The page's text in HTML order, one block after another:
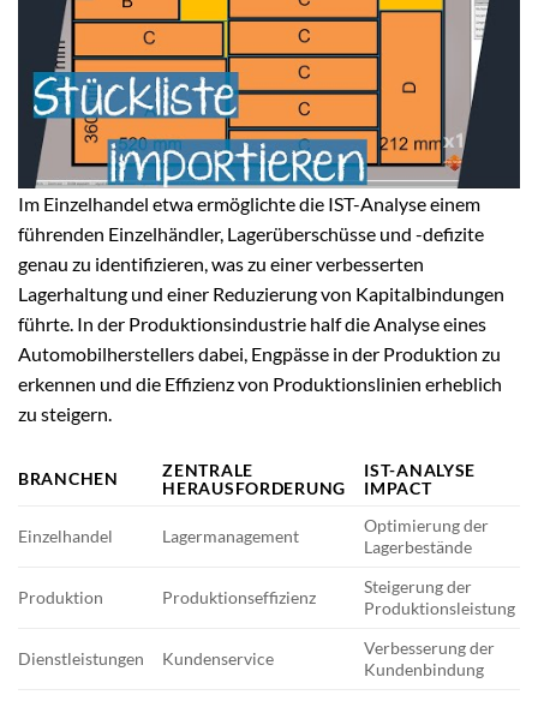
Im Einzelhandel etwa ermöglichte die IST-Analyse einem
führenden Einzelhändler, Lagerüberschüsse und -defizite
genau zu identifizieren, was zu einer verbesserten
Lagerhaltung und einer Reduzierung von Kapitalbindungen
führte. In der Produktionsindustrie half die Analyse eines
Automobilherstellers dabei, Engpässe in der Produktion zu
erkennen und die Effizienz von Produktionslinien erheblich
zu steigern.
BRANCHEN
ZENTRALE
HERAUSFORDERUNG
IST-ANALYSE
IMPACT
Einzelhandel Lagermanagement
Optimierung der
Lagerbestände
Produktion Produktionseffizienz
Steigerung der
Produktionsleistung
Dienstleistungen Kundenservice
Verbesserung der
Kundenbindung